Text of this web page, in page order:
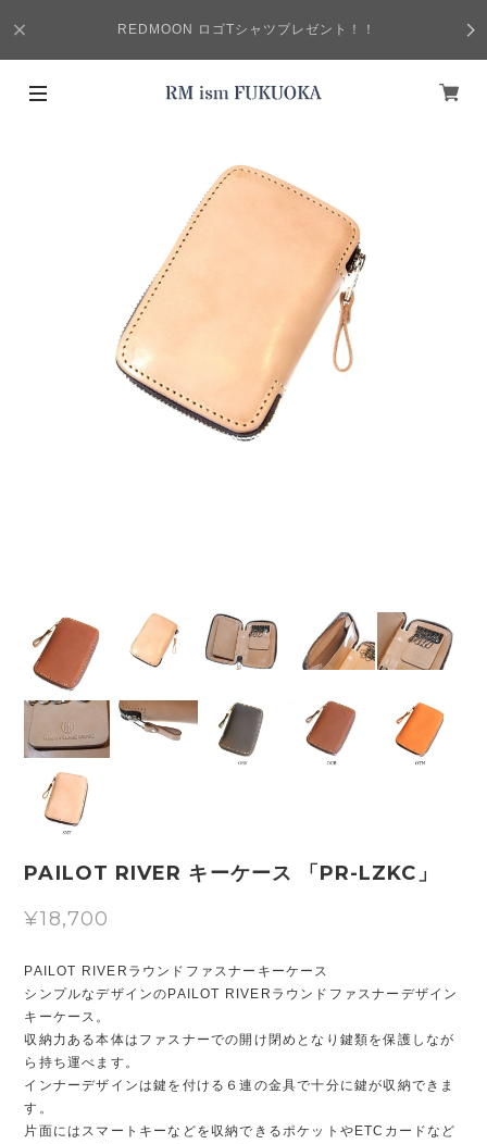
REDMOON ロゴTシャツプレゼント！！
PAILOT RIVER キーケース 「PR-LZKC」
¥18,700
PAILOT RIVERラウンドファスナーキーケース
シンプルなデザインのPAILOT RIVERラウンドファスナーデザイン
キーケース。
収納力ある本体はファスナーでの開け閉めとなり鍵類を保護しなが
ら持ち運べます。
インナーデザインは鍵を付ける６連の金具で十分に鍵が収納できま
す。
片面にはスマートキーなどを収納できるポケットやETCカードなど